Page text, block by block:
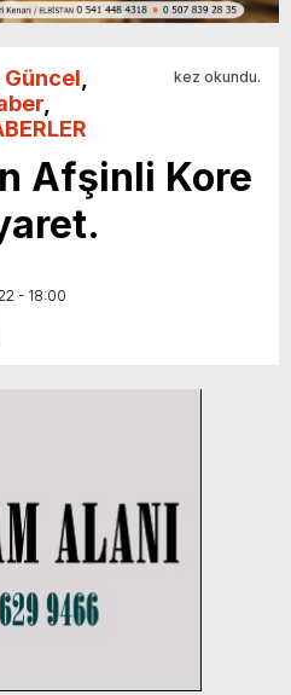
Güncel kez okundu.
Afşinli Kore
- 18:00